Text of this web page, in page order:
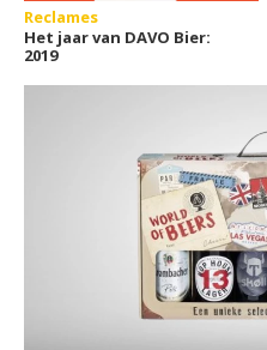
Reclames
Het jaar van DAVO Bier:
2019